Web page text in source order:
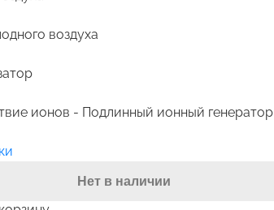
воздуха
ионов - Подлинный ионный генератор